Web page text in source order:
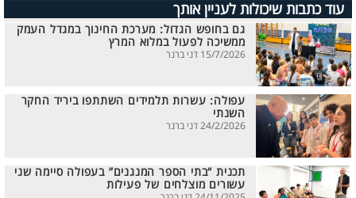
עוד כתבות שיכולות לעניין אותך
גם בחופש הגדול: מערכת החינוך במגדל העמק
ממשיכה לפעול במלוא המרץ
15/7/2026 דני ברנר
עפולה: עשרות תלמידים השתתפו ביריד החקר
השנתי
24/2/2026 דני ברנר
תכנית “בתי הספר המנגנים” בעפולה סיימה שני
עשורים מוצלחים של פעילות